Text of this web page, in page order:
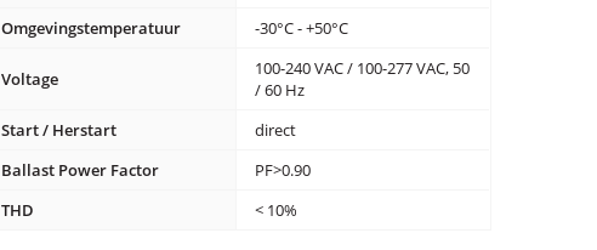
Omgevingstemperatuur
-30°C - +50°C
Voltage
100-240 VAC / 100-277 VAC, 50
/ 60 Hz
Start / Herstart
direct
Ballast Power Factor
PF>0.90
THD
< 10%